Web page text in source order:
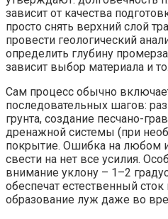
зависит от качества
просто снять верхний слой
провести геологический
определить глубину
зависит выбор материала и
Сам процесс обычно
последовательных шагов:
грунта, создание песчано-
дренажной системы (при
покрытие. Ошибка на любом
свести на нет все усилия.
внимание уклону – 1–2
обеспечат естественный
образование луж даже во